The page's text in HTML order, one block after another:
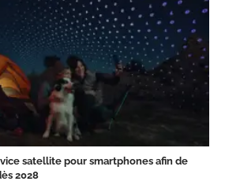
satellite pour smartphones afin de
2028